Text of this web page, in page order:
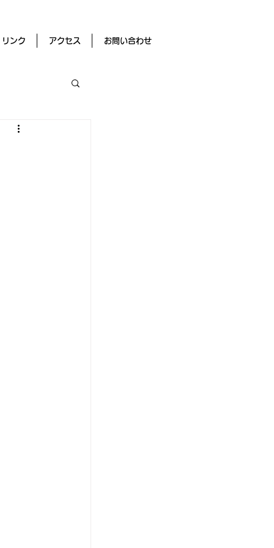
リンク アクセス お問い合わせ